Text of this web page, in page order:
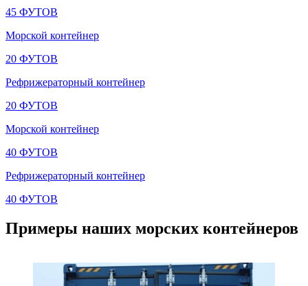
45 ФУТОВ
Морской контейнер
20 ФУТОВ
Рефрижераторный контейнер
20 ФУТОВ
Морской контейнер
40 ФУТОВ
Рефрижераторный контейнер
40 ФУТОВ
Примеры наших морских контейнеров